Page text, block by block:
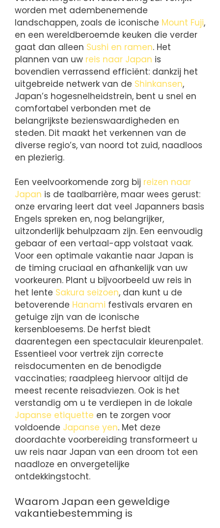
worden met adembenemende
landschappen, zoals de iconische Mount Fuji,
en een wereldberoemde keuken die verder
gaat dan alleen Sushi en ramen. Het
plannen van uw reis naar Japan is
bovendien verrassend efficiënt: dankzij het
uitgebreide netwerk van de Shinkansen,
Japan’s hogesnelheidstrein, bent u snel en
comfortabel verbonden met de
belangrijkste bezienswaardigheden en
steden. Dit maakt het verkennen van de
diverse regio’s, van noord tot zuid, naadloos
en plezierig.
Een veelvoorkomende zorg bij reizen naar
Japan is de taalbarrière, maar wees gerust:
onze ervaring leert dat veel Japanners basis
Engels spreken en, nog belangrijker,
uitzonderlijk behulpzaam zijn. Een eenvoudig
gebaar of een vertaal-app volstaat vaak.
Voor een optimale vakantie naar Japan is
de timing cruciaal en afhankelijk van uw
voorkeuren. Plant u bijvoorbeeld uw reis in
het lente Sakura seizoen, dan kunt u de
betoverende Hanami festivals ervaren en
getuige zijn van de iconische
kersenbloesems. De herfst biedt
daarentegen een spectaculair kleurenpalet.
Essentieel voor vertrek zijn correcte
reisdocumenten en de benodigde
vaccinaties; raadpleeg hiervoor altijd de
meest recente reisadviezen. Ook is het
verstandig om u te verdiepen in de lokale
Japanse etiquette en te zorgen voor
voldoende Japanse yen. Met deze
doordachte voorbereiding transformeert u
uw reis naar Japan van een droom tot een
naadloze en onvergetelijke
ontdekkingstocht.
Waarom Japan een geweldige
vakantiebestemming is